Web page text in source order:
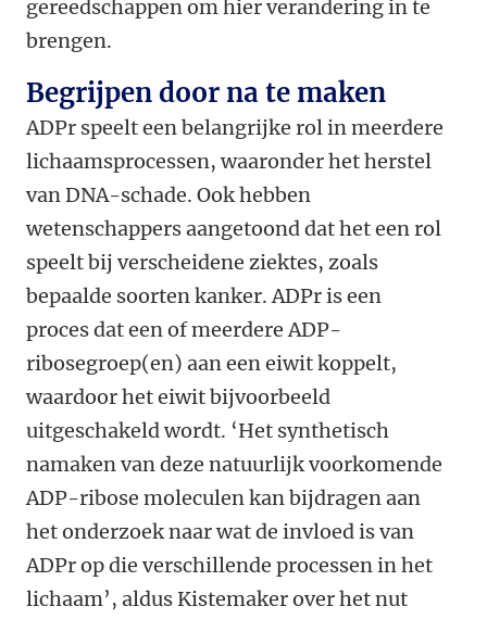
gereedschappen om hier verandering in te
brengen.
Begrijpen door na te maken
ADPr speelt een belangrijke rol in meerdere
lichaamsprocessen, waaronder het herstel
van DNA-schade. Ook hebben
wetenschappers aangetoond dat het een rol
speelt bij verscheidene ziektes, zoals
bepaalde soorten kanker. ADPr is een
proces dat een of meerdere ADP-
ribosegroep(en) aan een eiwit koppelt,
waardoor het eiwit bijvoorbeeld
uitgeschakeld wordt. ‘Het synthetisch
namaken van deze natuurlijk voorkomende
ADP-ribose moleculen kan bijdragen aan
het onderzoek naar wat de invloed is van
ADPr op die verschillende processen in het
lichaam’, aldus Kistemaker over het nut